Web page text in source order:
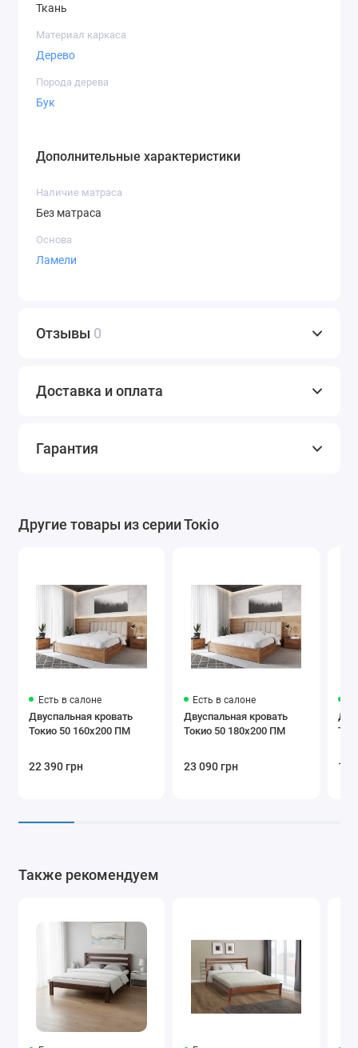
Ткань
Материал каркаса
Дерево
Порода дерева
Бук
Дополнительные характеристики
Наличие матраса
Без матраса
Основа
Ламели
Отзывы 0
Доставка и оплата
Гарантия
Другие товары из серии Токіо
Есть в салоне
Двуспальная кровать
Токио 50 160х200 ПМ
22 390 грн
Есть в салоне
Двуспальная кровать
Токио 50 180х200 ПМ
23 090 грн 14
Также рекомендуем